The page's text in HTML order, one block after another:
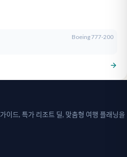
Boeing 777-200
이드, 특가 리조트 딜, 맞춤형 여행 플래닝을